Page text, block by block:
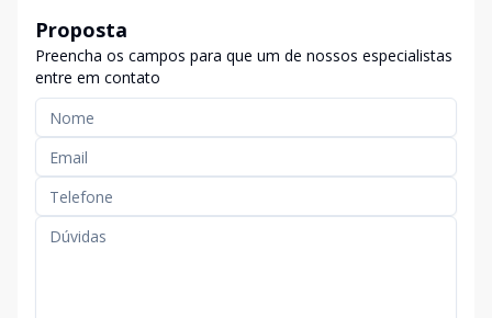
Proposta
Preencha os campos para que um de nossos especialistas
entre em contato